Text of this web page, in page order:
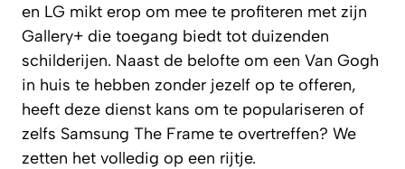
en LG mikt erop om mee te profiteren met zijn
Gallery+ die toegang biedt tot duizenden
schilderijen. Naast de belofte om een Van Gogh
in huis te hebben zonder jezelf op te offeren,
heeft deze dienst kans om te populariseren of
zelfs Samsung The Frame te overtreffen? We
zetten het volledig op een rijtje.